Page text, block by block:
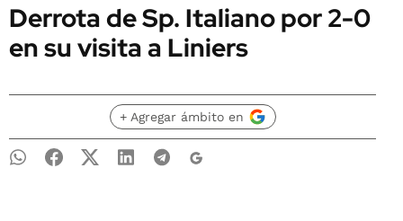
Derrota de Sp. Italiano por 2-0
en su visita a Liniers
+ Agregar ámbito en